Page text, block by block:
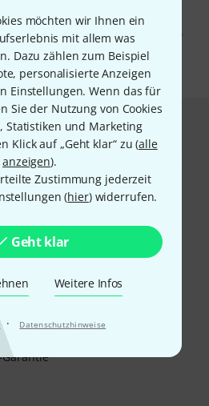
möchten wir Ihnen ein
mit allem was
Dazu zählen zum Beispiel
personalisierte Anzeigen
Einstellungen. Wenn das für
Sie der Nutzung von Cookies
Statistiken und Marketing
Klick auf „Geht klar“ zu (alle
anzeigen).
Zustimmung jederzeit
(hier) widerrufen.
Geht klar
Weitere Infos
· Datenschutzhinweise
stimmen Sie dem Erhalt von E-Mail-
des E-Mail-Nutzungsverhaltens zu. Die
Weitere Informationen finden Sie in
.
* Pflichtfeld
sicher per Nachnahme,
Pay,Klarna Sofort bezahlen ,
Kreditkarte.
Garantie